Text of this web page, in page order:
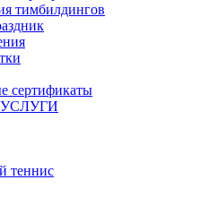
тимбилдингов
сертификаты
теннис